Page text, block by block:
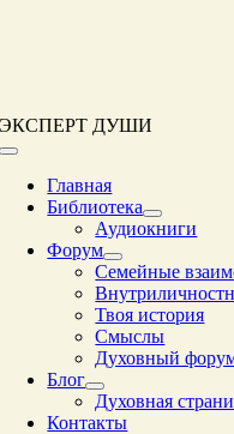
ЭКСПЕРТ ДУШИ
Переключение
навигацииГлавная
Библиотека
Аудиокниги
Форум
Семейные
Твоя история
Смыслы
Духовный
Блог
Духовная
Контакты